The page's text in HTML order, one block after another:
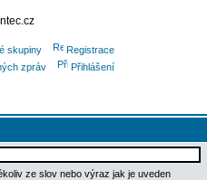
skupiny
Registrace
zpráv Přihlášení
ze slov nebo výraz jak je uveden